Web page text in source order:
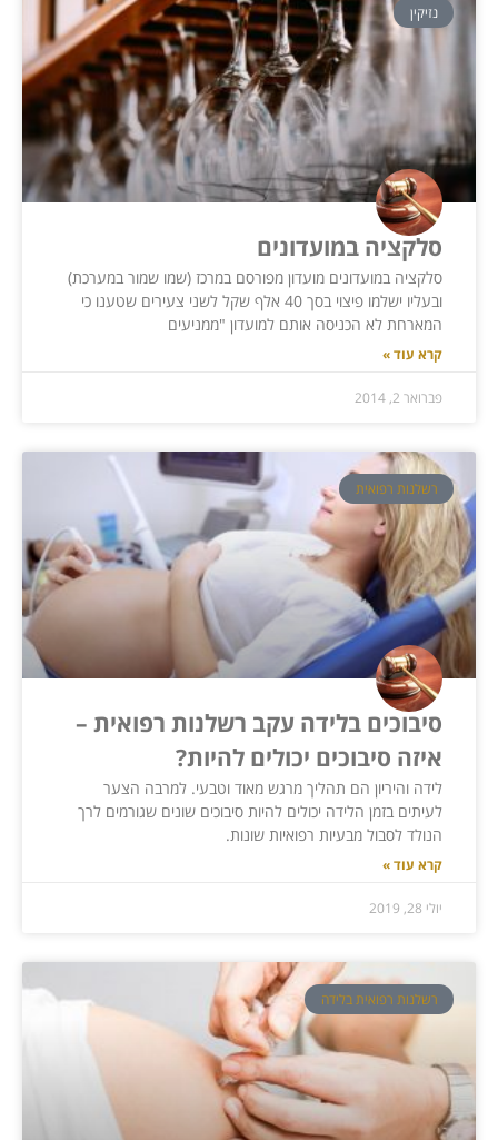
נזיקין
סלקציה במועדונים
סלקציה במועדונים מועדון מפורסם במרכז (שמו שמור במערכת)
ובעליו ישלמו פיצוי בסך 40 אלף שקל לשני צעירים שטענו כי
המארחת לא הכניסה אותם למועדון "ממניעים
קרא עוד »
פברואר 2, 2014
רשלנות רפואית
סיבוכים בלידה עקב רשלנות רפואית –
איזה סיבוכים יכולים להיות?
לידה והיריון הם תהליך מרגש מאוד וטבעי. למרבה הצער
לעיתים בזמן הלידה יכולים להיות סיבוכים שונים שגורמים לרך
הנולד לסבול מבעיות רפואיות שונות.
קרא עוד »
יולי 28, 2019
רשלנות רפואית בלידה